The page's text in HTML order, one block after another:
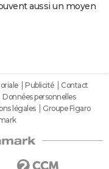
aussi un moyen
Publicité
Contact
Données personnelles
légales
Groupe Figaro